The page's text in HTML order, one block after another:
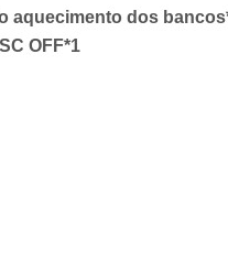
aquecimento dos
OFF*1